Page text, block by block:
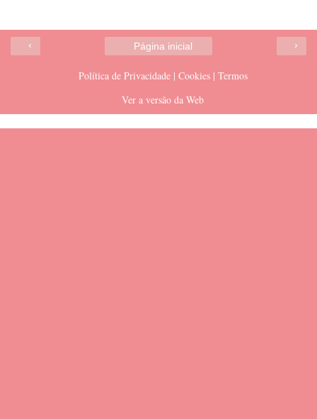
‹ ›
Página inicial
Política de Privacidade | Cookies | Termos
Ver a versão da Web